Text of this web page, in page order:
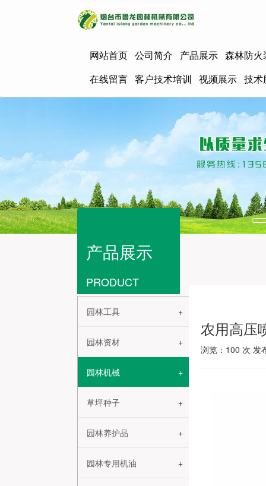
网站首页 公司简介 产品展示 森林防火
在线留言 客户技术培训 视频展示 技术
产品展示
PRODUCT
园林工具
园林资材
园林机械
草坪种子
园林养护品
园林专用机油
农用高压
浏览： 100 次 发